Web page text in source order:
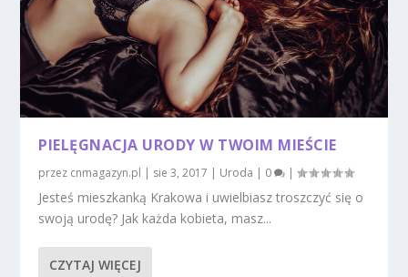
PIELĘGNACJA URODY W TWOIM MIEŚCIE
przez cnmagazyn.pl | sie 3, 2017 | Uroda | 0 |
Jesteś mieszkanką Krakowa i uwielbiasz troszczyć się o
swoją urodę? Jak każda kobieta, masz...
CZYTAJ WIĘCEJ